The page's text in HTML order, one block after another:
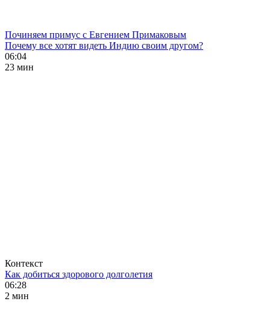
Починяем примус с Евгением Примаковым
Почему все хотят видеть Индию своим другом?
06:04
23 мин
Контекст
Как добиться здорового долголетия
06:28
2 мин